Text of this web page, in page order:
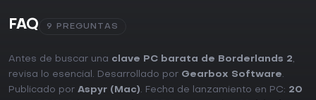
FAQ 9 PREGUNTAS
Antes de buscar una clave PC barata de Borderlands 2,
revisa lo esencial. Desarrollado por Gearbox Software.
Publicado por Aspyr (Mac). Fecha de lanzamiento en PC: 20